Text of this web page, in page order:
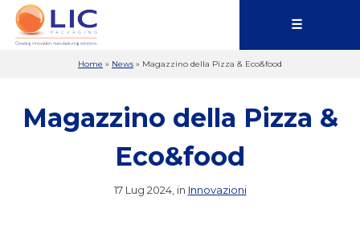
☰
Home » News » Magazzino della Pizza & Eco&food
Magazzino della Pizza &
Eco&food
17 Lug 2024, in Innovazioni